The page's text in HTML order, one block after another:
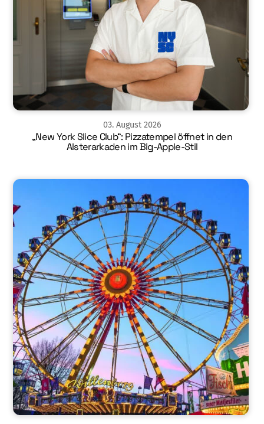
03. August 2026
„New York Slice Club“: Pizzatempel öffnet in den
Alsterarkaden im Big-Apple-Stil